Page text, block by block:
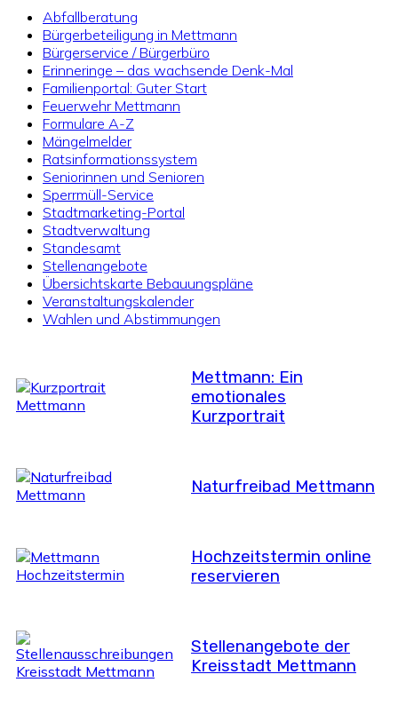
Abfallberatung
Bürgerbeteiligung in Mettmann
Bürgerservice / Bürgerbüro
Erinneringe – das wachsende Denk-Mal
Familienportal: Guter Start
Feuerwehr Mettmann
Formulare A-Z
Mängelmelder
Ratsinformationssystem
Seniorinnen und Senioren
Sperrmüll-Service
Stadtmarketing-Portal
Stadtverwaltung
Standesamt
Stellenangebote
Übersichtskarte Bebauungspläne
Veranstaltungskalender
Wahlen und Abstimmungen
Mettmann: Ein
emotionales
Kurzportrait
Naturfreibad Mettmann
Hochzeitstermin online
reservieren
Stellenangebote der
Kreisstadt Mettmann